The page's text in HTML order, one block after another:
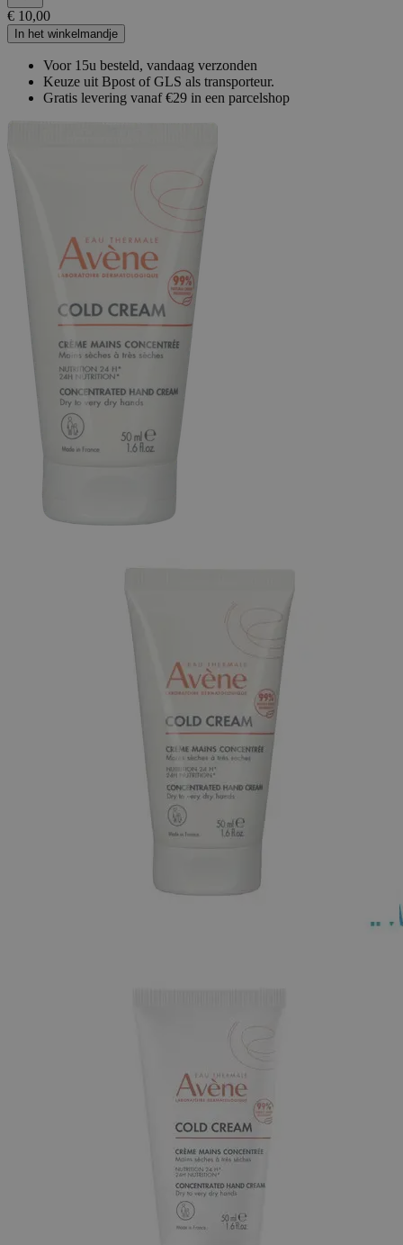
€ 10,00
In het winkelmandje
Voor 15u besteld, vandaag verzonden
Keuze uit Bpost of GLS als transporteur.
Gratis levering vanaf €29 in een parcelshop